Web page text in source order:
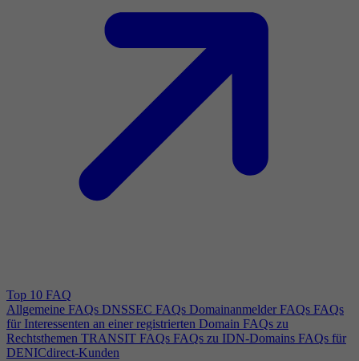
Top 10 FAQ
Allgemeine FAQs DNSSEC FAQs Domainanmelder FAQs FAQs
für Interessenten an einer registrierten Domain FAQs zu
Rechtsthemen TRANSIT FAQs FAQs zu IDN-Domains FAQs für
DENICdirect-Kunden